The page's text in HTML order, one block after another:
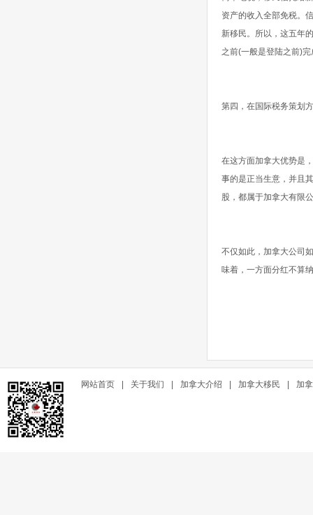
资产的收入全部免税。
新移民。所以，这五年
之前(一般是登陆之前)完
第四，在国际税务策划
在这方面加拿大优势是
事的是正当生意，并且
股，都属于加拿大有限
不仅如此，加拿大公司
味着，一方面分红不算
网站首页 关于我们 加拿大介绍 加拿大移民 加